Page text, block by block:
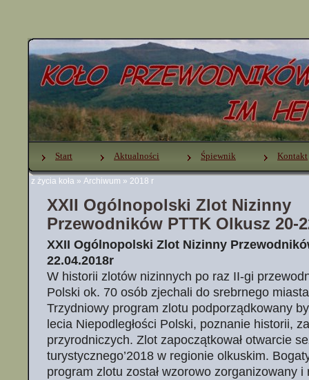
z życia koła » Archiwum » 2018 r
Start Aktualności Śpiewnik Kontakt
XXII Ogólnopolski Zlot Nizinny
Przewodników PTTK Olkusz 20-
XXII Ogólnopolski Zlot Nizinny
22.04.2018r
W historii zlotów nizinnych po raz II-gi
Polski ok. 70 osób zjechali do srebrnego
Trzydniowy program zlotu podporządkowany
lecia Niepodległości Polski, poznanie historii,
przyrodniczych. Zlot zapoczątkował otwarcie
turystycznego’2018 w regionie olkuskim.
program zlotu został wzorowo zorganizowany